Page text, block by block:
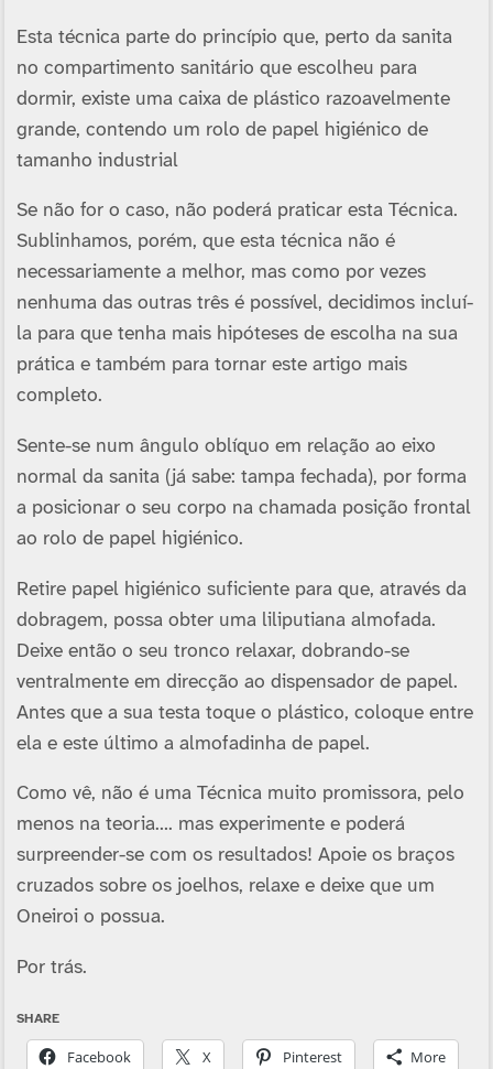
Esta técnica parte do princí­pio que, perto da sanita
no compartimento sanitário que escolheu para
dormir, existe uma caixa de plástico razoavelmente
grande, contendo um rolo de papel higiénico de
tamanho industrial
Se não for o caso, não poderá praticar esta Técnica.
Sublinhamos, porém, que esta técnica não é
necessariamente a melhor, mas como por vezes
nenhuma das outras três é possí­vel, decidimos incluí­-
la para que tenha mais hipóteses de escolha na sua
prática e também para tornar este artigo mais
completo.
Sente-se num ângulo oblí­quo em relação ao eixo
normal da sanita (já sabe: tampa fechada), por forma
a posicionar o seu corpo na chamada posição frontal
ao rolo de papel higiénico.
Retire papel higiénico suficiente para que, através da
dobragem, possa obter uma liliputiana almofada.
Deixe então o seu tronco relaxar, dobrando-se
ventralmente em direcção ao dispensador de papel.
Antes que a sua testa toque o plástico, coloque entre
ela e este último a almofadinha de papel.
Como vê, não é uma Técnica muito promissora, pelo
menos na teoria…. mas experimente e poderá
surpreender-se com os resultados! Apoie os braços
cruzados sobre os joelhos, relaxe e deixe que um
Oneiroi o possua.
Por trás.
SHARE
Facebook X Pinterest More